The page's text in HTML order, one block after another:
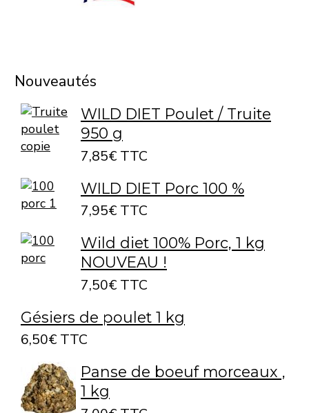
Nouveautés
WILD DIET Poulet / Truite
950 g
7,85€ TTC
WILD DIET Porc 100 %
7,95€ TTC
Wild diet 100% Porc, 1 kg
NOUVEAU !
7,50€ TTC
Gésiers de poulet 1 kg
6,50€ TTC
Panse de boeuf morceaux ,
1 kg